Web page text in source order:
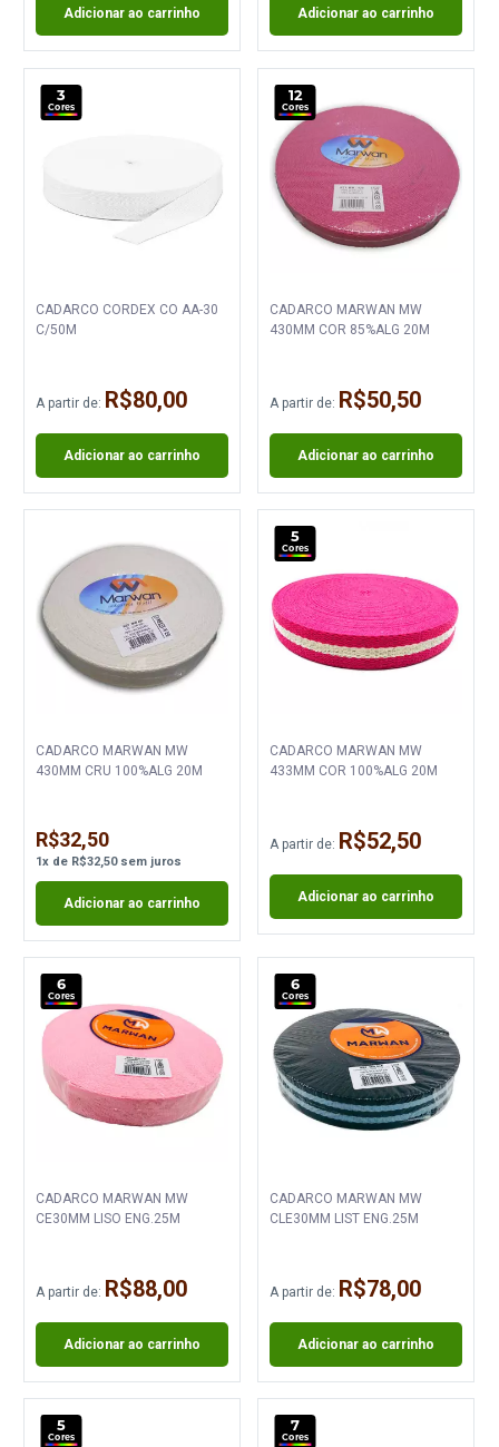
Adicionar ao carrinho Adicionar ao carrinho
3
Cores
CADARCO CORDEX CO AA-30
C/50M
A partir de: R$80,00
Adicionar ao carrinho
12
Cores
CADARCO MARWAN MW
430MM COR 85%ALG 20M
A partir de: R$50,50
Adicionar ao carrinho
CADARCO MARWAN MW
430MM CRU 100%ALG 20M
R$32,50
1x de R$32,50sem juros
Adicionar ao carrinho
5
Cores
CADARCO MARWAN MW
433MM COR 100%ALG 20M
A partir de: R$52,50
Adicionar ao carrinho
6
Cores
CADARCO MARWAN MW
CE30MM LISO ENG.25M
A partir de: R$88,00
Adicionar ao carrinho
6
Cores
CADARCO MARWAN MW
CLE30MM LIST ENG.25M
A partir de: R$78,00
Adicionar ao carrinho
5
Cores
7
Cores